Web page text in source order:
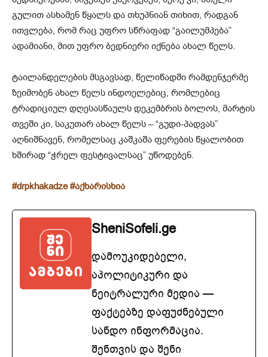
გულით ასხამენ წყალს და თხუპნიან თიხით, რადგან
ითვლება, რომ რაც უფრო სწრაფად “გაილუმპება”
ადამიანი, მით უფრო ბედნიერი იქნება ახალ წელს.
ტაილანდელების მსგავსად, წელიწადში რამდენჯერმე
ზეიმობენ ახალ წელს ინდოელებიც, რომლებიც
ტრადიციულ დღესასწაულს დეკემბრის ბოლოს, მარტის
თვეში კი, საკუთარ ახალ წელს – “გუდი-პადვას”
აღნიშნავენ, რომელსაც კაშკაშა ფერების წყალობით
ხშირად “ჭრელ ფესტივალსაც” უწოდებენ.
#drpkhakadze #აქხარისხია
SheniSofeli.ge
დამოუკიდებელი,
აპოლიტიკური და
ნეიტრალური მედია —
ფაქტებზე დაფუძნებული
სანდო ინფორმაცია.
შენთვის და შენი